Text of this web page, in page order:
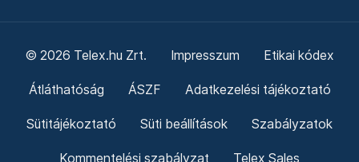
© 2026 Telex.hu Zrt. Impresszum Etikai kódex
Átláthatóság ÁSZF Adatkezelési tájékoztató
Sütitájékoztató Süti beállítások Szabályzatok
Kommentelési szabályzat Telex Sales